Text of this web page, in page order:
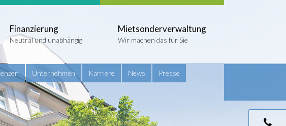
Finanzierung
Neutral und unabhängig
Mietsonderverwaltung
Wir machen das für Sie
Unternehmen Karriere News Presse